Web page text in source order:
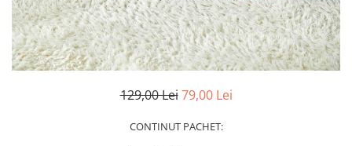
Cearceaf Normal
129,00 Lei 79,00 Lei
CONTINUT PACHET: